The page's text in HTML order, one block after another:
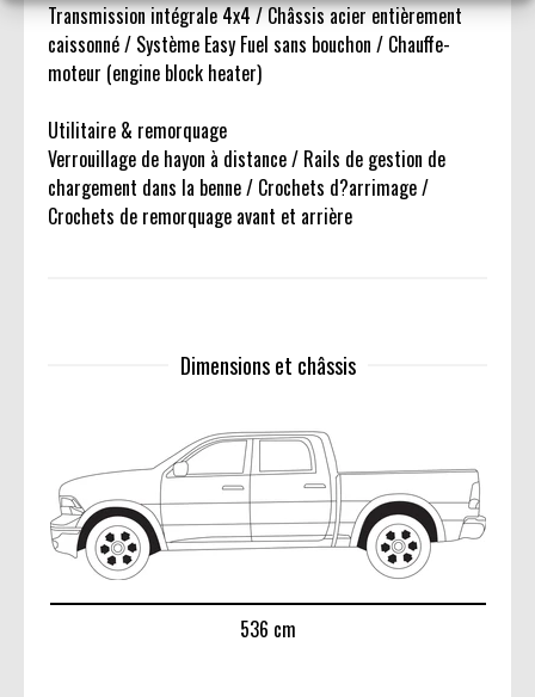
Transmission intégrale 4x4 / Châssis acier entièrement
caissonné / Système Easy Fuel sans bouchon / Chauffe-
moteur (engine block heater)
Utilitaire & remorquage
Verrouillage de hayon à distance / Rails de gestion de
chargement dans la benne / Crochets d?arrimage /
Crochets de remorquage avant et arrière
Dimensions et châssis
536 cm